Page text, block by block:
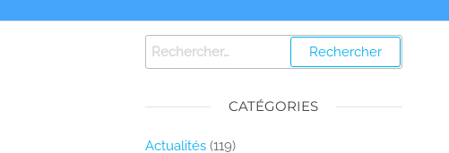
CATÉGORIES
Actualités(119)